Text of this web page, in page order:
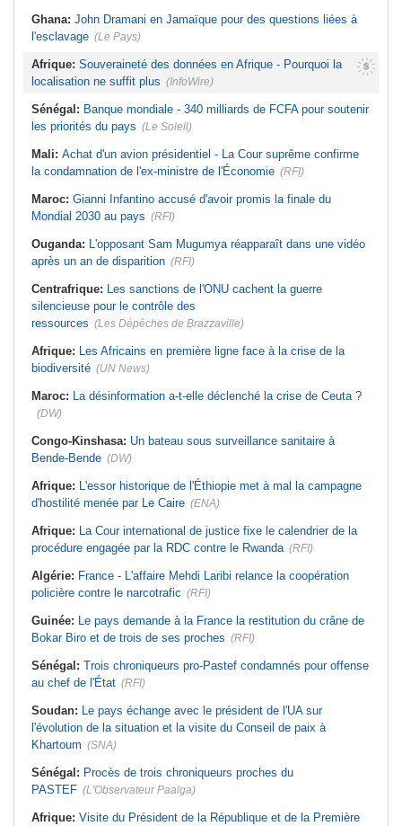
Ghana: John Dramani en Jamaïque pour des questions liées à
l'esclavage (Le Pays)
Afrique: Souveraineté des données en Afrique - Pourquoi la
localisation ne suffit plus (InfoWire)
Sénégal: Banque mondiale - 340 milliards de FCFA pour soutenir
les priorités du pays (Le Soleil)
Mali: Achat d'un avion présidentiel - La Cour suprême confirme
la condamnation de l'ex-ministre de l'Économie (RFI)
Maroc: Gianni Infantino accusé d'avoir promis la finale du
Mondial 2030 au pays (RFI)
Ouganda: L'opposant Sam Mugumya réapparaît dans une vidéo
après un an de disparition (RFI)
Centrafrique: Les sanctions de l'ONU cachent la guerre
silencieuse pour le contrôle des
ressources (Les Dépêches de Brazzaville)
Afrique: Les Africains en première ligne face à la crise de la
biodiversité (UN News)
Maroc: La désinformation a-t-elle déclenché la crise de Ceuta ?
(DW)
Congo-Kinshasa: Un bateau sous surveillance sanitaire à
Bende-Bende (DW)
Afrique: L'essor historique de l'Éthiopie met à mal la campagne
d'hostilité menée par Le Caire (ENA)
Afrique: La Cour international de justice fixe le calendrier de la
procédure engagée par la RDC contre le Rwanda (RFI)
Algérie: France - L'affaire Mehdi Laribi relance la coopération
policière contre le narcotrafic (RFI)
Guinée: Le pays demande à la France la restitution du crâne de
Bokar Biro et de trois de ses proches (RFI)
Sénégal: Trois chroniqueurs pro-Pastef condamnés pour offense
au chef de l'État (RFI)
Soudan: Le pays échange avec le président de l'UA sur
l'évolution de la situation et la visite du Conseil de paix à
Khartoum (SNA)
Sénégal: Procès de trois chroniqueurs proches du
PASTEF (L'Observateur Paalga)
Afrique: Visite du Président de la République et de la Première